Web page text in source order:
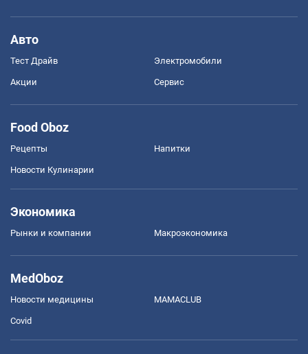
Авто
Тест Драйв Электромобили
Акции Сервис
Food Oboz
Рецепты Напитки
Новости Кулинарии
Экономика
Рынки и компании Mакроэкономика
MedOboz
Новости медицины MAMACLUB
Covid